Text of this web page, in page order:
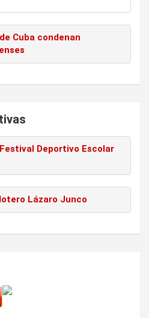
Cuba condenan
Deportivo Escolar
Lázaro Junco